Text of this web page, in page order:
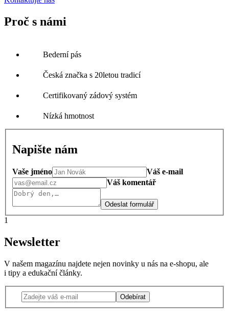
Proč s námi
Bederní pás
Česká značka s 20letou tradicí
Certifikovaný zádový systém
Nízká hmotnost
Napište nám
Vaše jméno
Váš e-mail
Váš komentář
Odeslat formulář
1
Newsletter
V našem magazínu najdete nejen novinky u nás na e-shopu, ale
i tipy a edukační články.
Odebírat